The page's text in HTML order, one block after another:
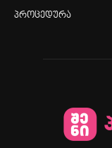
პროცედურა